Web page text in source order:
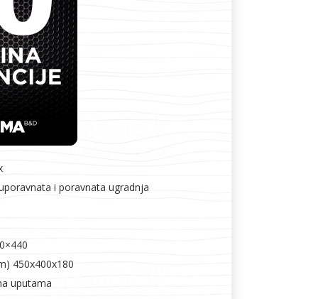
i poravnata ugradnja
450x400x180
uputama